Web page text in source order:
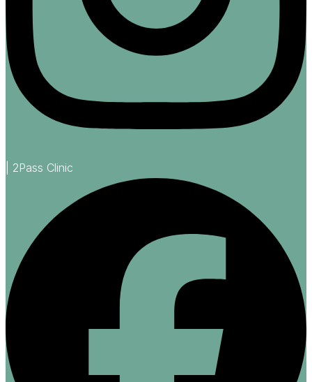
| 2Pass Clinic